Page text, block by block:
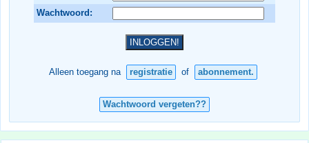
Wachtwoord:
Alleen toegang na registratie of abonnement.
Wachtwoord vergeten??